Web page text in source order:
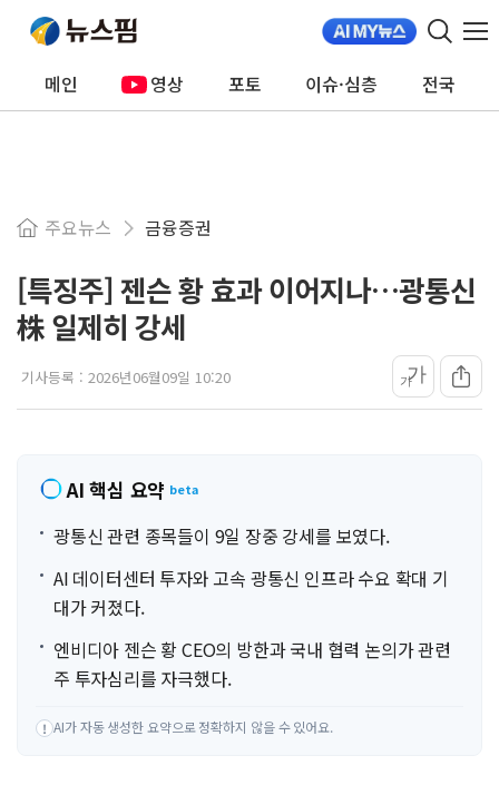
메인 영상 포토 이슈·심층 전국
주요뉴스 금융증권
[특징주] 젠슨 황 효과 이어지나…광통신
株 일제히 강세
기사등록 : 2026년06월09일 10:20 가가
AI 핵심 요약 beta
광통신 관련 종목들이 9일 장중 강세를 보였다.
AI 데이터센터 투자와 고속 광통신 인프라 수요 확대 기
대가 커졌다.
엔비디아 젠슨 황 CEO의 방한과 국내 협력 논의가 관련
주 투자심리를 자극했다.
! AI가 자동 생성한 요약으로 정확하지 않을 수 있어요.